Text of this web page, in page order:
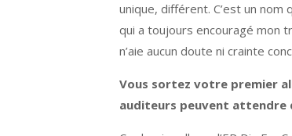
unique, différent. C’est un
qui a toujours encouragé mon
n’aie aucun doute ni crainte
Vous sortez votre premier
auditeurs peuvent attendre